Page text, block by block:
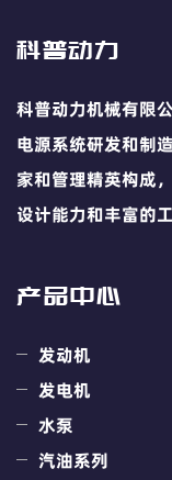
科普动力
科普动力机械有限
电源系统研发和制
家和管理精英构成
设计能力和丰富的
商。
产品中心
发动机
发电机
水泵
汽油系列